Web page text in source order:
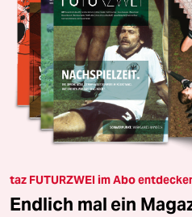
taz FUTURZWEI im Abo
Endlich mal ein